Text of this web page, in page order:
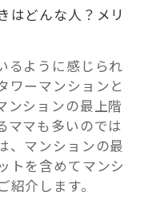
リノベ事例
はどんな人？メリ
るように感じられ
ワーマンションと
ンションの最上階
ママも多いのでは
、マンションの最
トを含めてマンシ
介します。